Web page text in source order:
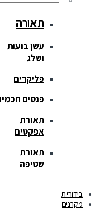
תאורה
עשן בועות
ושלג
פליקרים
פנסים חכמים
תאורת
אפקטים
תאורת
שטיפה
בידוריות
מקרנים